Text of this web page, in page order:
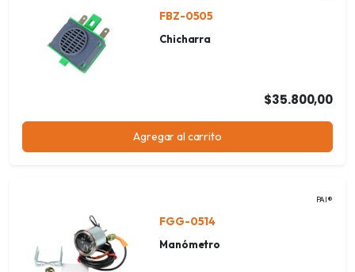
FBZ-0505
Chicharra
$35.800,00
Agregar al carrito
PAI®
FGG-0514
Manómetro